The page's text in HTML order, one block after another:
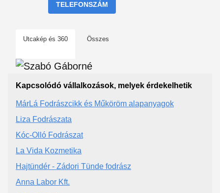
TELEFONSZÁM
Utcakép és 360 Összes
Kapcsolódó vállalkozások, melyek érdekelhetik
MárLá Fodrászcikk és Műköröm alapanyagok
Liza Fodrászata
Kóc-Olló Fodrászat
La Vida Kozmetika
Hajtündér - Zádori Tünde fodrász
Anna Labor Kft.